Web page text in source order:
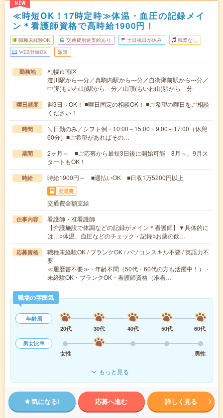
NEW
≪時短OK！17時定時≫体温・血圧の記録メイ
ン＊看護師資格で高時給1900円！
職種未経験OK 交通費別途支給あり 土日祝日が休み 残業なし
WEB登録OK 派遣
勤務地
札幌市南区
澄川駅から---分／真駒内駅から---分／自衛隊前駅から---分／
中腹(もいわ山)駅から---分／山頂(もいわ山)駅から---分
曜日頻度
週3日～OK！ ■曜日固定の相談OK！ ■ご希望の曜日をご相談
ください！
時間
＼日勤のみ／シフト例・10:00～15:00・9:00～17:00（休憩
60分）■ご希望があればその…
期間
2ヶ月～ ■ご応募から最短3日後に開始可能 8月～、9月ス
タートもOK！
時給 時給1900円～ ■週払いOK ■日収1万5200円以上
交通費
交通費全額支給
仕事内容
看護師・准看護師
【介護施設で体調などの記録がメイン＊看護師】▼具体的に
は…○体温、血圧などのチェック・記録○お薬の飲…
応募資格
職種未経験OK / ブランクOK / パソコンスキル不要 / 英語力不
要
≪履歴書不要≫・年齢不問（50代・60代の方も活躍中！）・
未経験OK・ブランクOK・看護師資格（准看…
職場の雰囲気
年齢層
20代
30代 40代 50代
60代
男女比率
女性
男性
もっと見る
気になる! 応募へ進む 詳しく見る